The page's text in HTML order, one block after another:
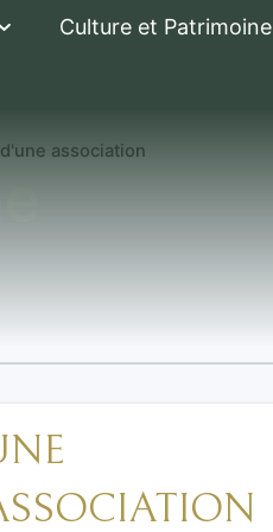
Culture et Patrimoine
association